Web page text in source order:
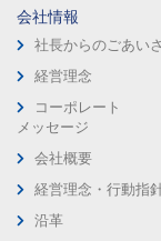
会社情報
社長からのごあい
経営理念
コーポレート
メッセージ
会社概要
経営理念・行動指
沿革